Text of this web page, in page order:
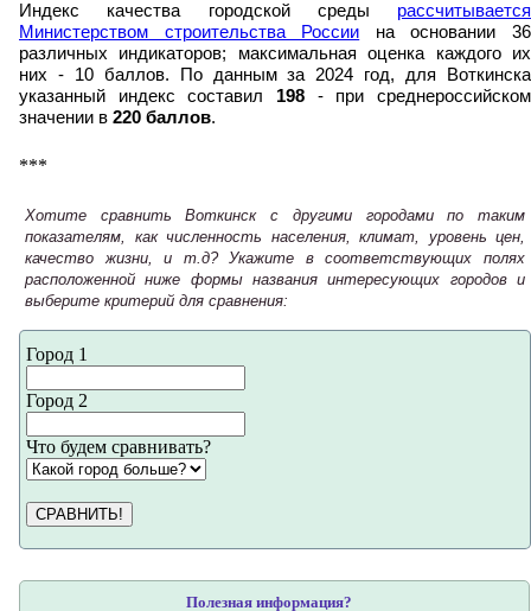
Индекс качества городской среды рассчитывается
Министерством строительства России на основании 36
различных индикаторов; максимальная оценка каждого их
них - 10 баллов. По данным за 2024 год, для Воткинска
указанный индекс составил 198 - при среднероссийском
значении в 220 баллов.
***
Хотите сравнить Воткинск с другими городами по таким
показателям, как численность населения, климат, уровень цен,
качество жизни, и т.д? Укажите в соответствующих полях
расположенной ниже формы названия интересующих городов и
выберите критерий для сравнения:
Город 1
Город 2
Что будем сравнивать?
СРАВНИТЬ!
Полезная информация?